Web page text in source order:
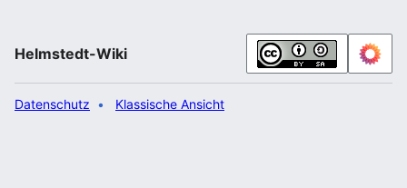
Helmstedt-Wiki
Datenschutz Klassische Ansicht